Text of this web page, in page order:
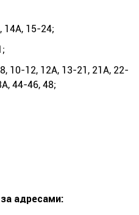
14А, 15-24;
10-12, 12А, 13-21, 21А, 22-
44-46, 48;
адресами: